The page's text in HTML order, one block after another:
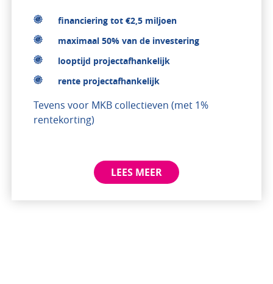
financiering tot €2,5 miljoen
maximaal 50% van de investering
looptijd projectafhankelijk
rente projectafhankelijk
Tevens voor MKB collectieven (met 1%
rentekorting)
LEES MEER